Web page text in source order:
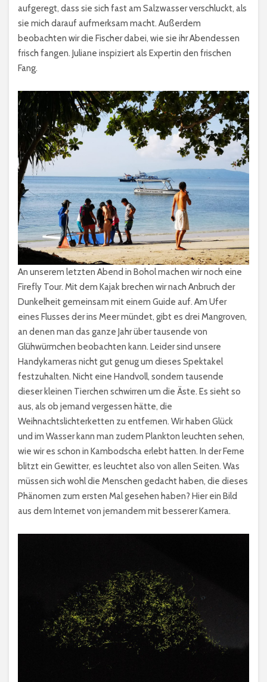
aufgeregt, dass sie sich fast am Salzwasser verschluckt, als
sie mich darauf aufmerksam macht. Außerdem
beobachten wir die Fischer dabei, wie sie ihr Abendessen
frisch fangen. Juliane inspiziert als Expertin den frischen
Fang.
An unserem letzten Abend in Bohol machen wir noch eine
Firefly Tour. Mit dem Kajak brechen wir nach Anbruch der
Dunkelheit gemeinsam mit einem Guide auf. Am Ufer
eines Flusses der ins Meer mündet, gibt es drei Mangroven,
an denen man das ganze Jahr über tausende von
Glühwürmchen beobachten kann. Leider sind unsere
Handykameras nicht gut genug um dieses Spektakel
festzuhalten. Nicht eine Handvoll, sondern tausende
dieser kleinen Tierchen schwirren um die Äste. Es sieht so
aus, als ob jemand vergessen hätte, die
Weihnachtslichterketten zu entfernen. Wir haben Glück
und im Wasser kann man zudem Plankton leuchten sehen,
wie wir es schon in Kambodscha erlebt hatten. In der Ferne
blitzt ein Gewitter, es leuchtet also von allen Seiten. Was
müssen sich wohl die Menschen gedacht haben, die dieses
Phänomen zum ersten Mal gesehen haben? Hier ein Bild
aus dem Internet von jemandem mit besserer Kamera.